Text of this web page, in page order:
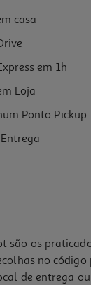
casa
em 1h
Loja
Ponto Pickup
são os
no
de entrega